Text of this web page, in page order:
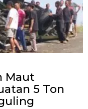
Maut
5 Ton